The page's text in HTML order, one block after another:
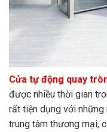
Cửa tự động quay
được nhiều thời gian
rất tiện dụng với
trung tâm thương mại,